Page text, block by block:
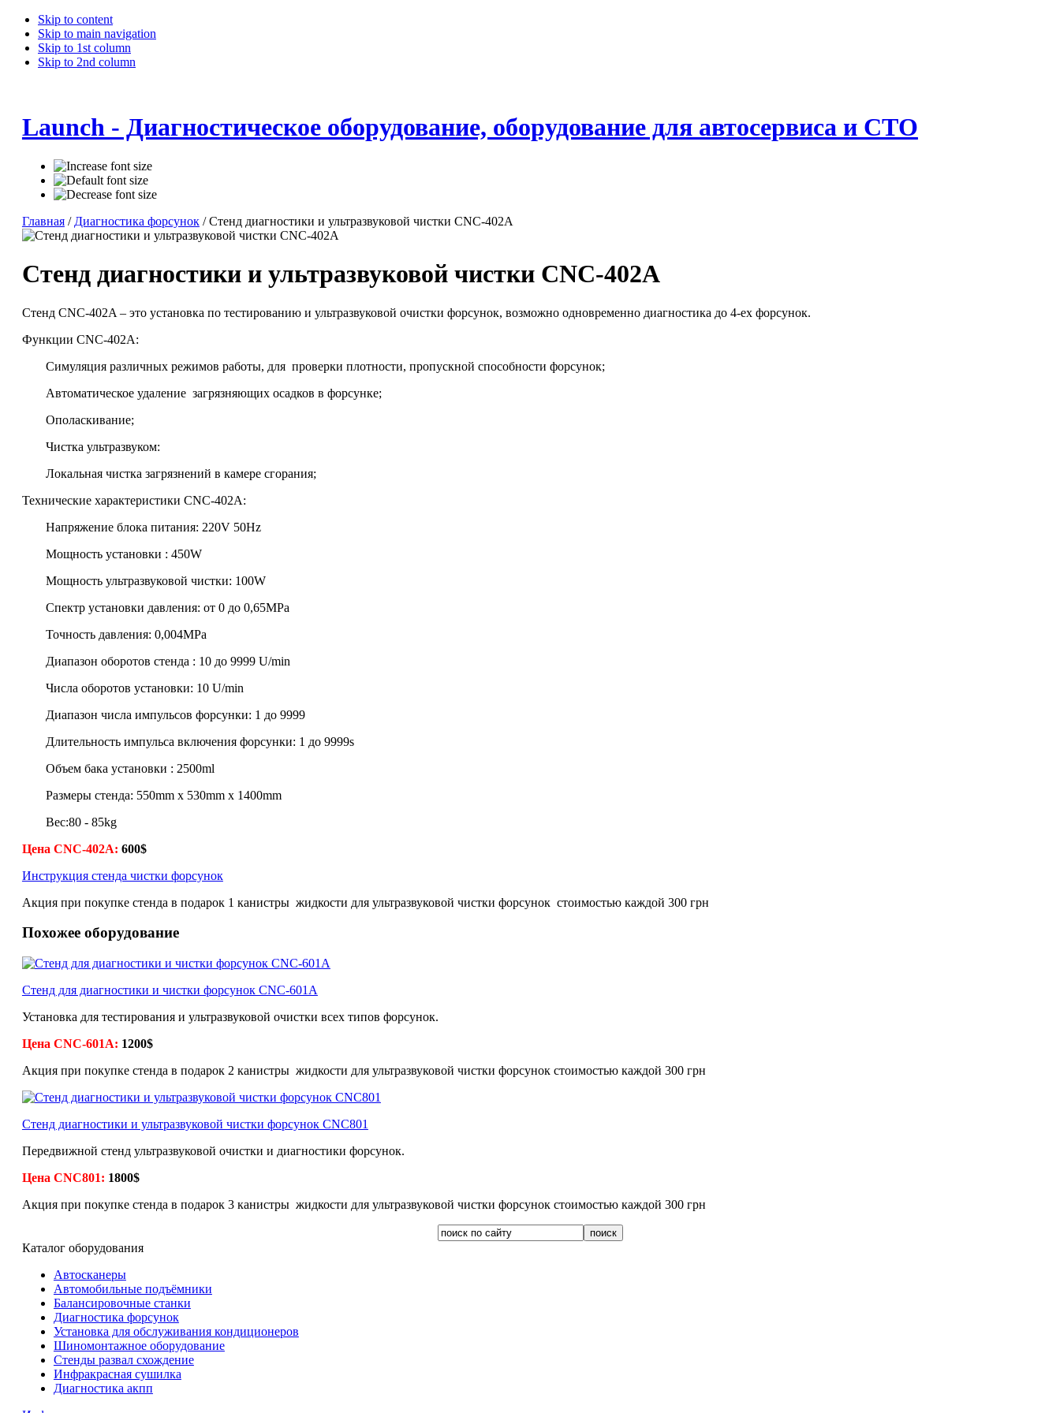
Skip to content
Skip to main navigation
Skip to 1st column
Skip to 2nd column
Launch - Диагностическое оборудование, оборудование для автосервиса и СТО
Главная/ Диагностика форсунок/ Стенд диагностики и ультразвуковой чистки CNC-402A
Стенд диагностики и ультразвуковой чистки CNC-402A
Стенд CNC-402A – это установка по тестированию и ультразвуковой очистки форсунок, возможно одновременно диагностика до 4-ех форсунок.
Функции CNC-402A:
Симуляция различных режимов работы, для проверки плотности, пропускной способности форсунок;
Автоматическое удаление загрязняющих осадков в форсунке;
Ополаскивание;
Чистка ультразвуком:
Локальная чистка загрязнений в камере сгорания;
Технические характеристики CNC-402A:
Напряжение блока питания: 220V 50Hz
Мощность установки : 450W
Мощность ультразвуковой чистки: 100W
Спектр установки давления: от 0 до 0,65MPa
Точность давления: 0,004MPa
Диапазон оборотов стенда : 10 до 9999 U/min
Числа оборотов установки: 10 U/min
Диапазон числа импульсов форсунки: 1 до 9999
Длительность импульса включения форсунки: 1 до 9999s
Объем бака установки : 2500ml
Размеры стенда: 550mm x 530mm x 1400mm
Вес:80 - 85kg
Цена CNC-402A: 600$
Инструкция стенда чистки форсунок
Акция при покупке стенда в подарок 1 канистры жидкости для ультразвуковой чистки форсунок стоимостью каждой 300 грн
Похожее оборудование
Cтенд для диагностики и чистки форсунок CNC-601A
Установка для тестирования и ультразвуковой очистки всех типов форсунок.
Цена CNC-601A: 1200$
Акция при покупке стенда в подарок 2 канистры жидкости для ультразвуковой чистки форсунок стоимостью каждой 300 грн
Стенд диагностики и ультразвуковой чистки форсунок CNC801
Передвижной стенд ультразвуковой очистки и диагностики форсунок.
Цена CNC801: 1800$
Акция при покупке стенда в подарок 3 канистры жидкости для ультразвуковой чистки форсунок стоимостью каждой 300 грн
Каталог оборудования
Автосканеры
Автомобильные подъёмники
Балансировочные станки
Диагностика форсунок
Установка для обслуживания кондиционеров
Шиномонтажное оборудование
Стенды развал схождение
Инфракрасная сушилка
Диагностика акпп